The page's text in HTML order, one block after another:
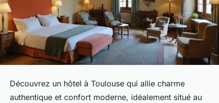
Découvrez un hôtel à Toulouse qui allie charme
authentique et confort moderne, idéalement situé au